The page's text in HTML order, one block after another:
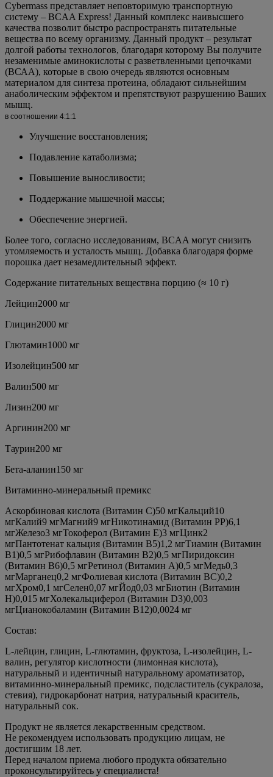
Cybermass представляет неповторимую транспортную
систему – BCAA Express! Данный комплекс наивысшего
качества позволит быстро распространять питательные
вещества по всему организму. Данный продукт – результат
долгой работы технологов, благодаря которому Вы получите
незаменимые аминокислоты с разветвленными цепочками
(ВСАА), которые в свою очередь являются основным
материалом для синтеза протеина, обладают сильнейшим
анаболическим эффектом и препятствуют разрушению Ваших
мышц.
в соотношении 4:1:1
Улучшение восстановления;
Подавление катаболизма;
Повышение выносливости;
Поддержание мышечной массы;
Обеспечение энергией.
Более того, согласно исследованиям, BCAA могут снизить
утомляемость и усталость мышц. Добавка благодаря форме
порошка дает незамедлительный эффект.
Содержание питательных веществна порцию (≈ 10 г)
Лейцин2000 мг
Глицин2000 мг
Глютамин1000 мг
Изолейцин500 мг
Валин500 мг
Лизин200 мг
Аргинин200 мг
Таурин200 мг
Бета-аланин150 мг
Витаминно-минеральный премикс
Аскорбиновая кислота (Витамин С)50 мгКальций10
мгКалий9 мгМагний9 мгНикотинамид (Витамин РР)6,1
мгЖелезо3 мгТокоферол (Витамин Е)3 мгЦинк2
мгПантотенат кальция (Витамин В5)1,2 мгТиамин (Витамин
В1)0,5 мгРибофлавин (Витамин В2)0,5 мгПиридоксин
(Витамин В6)0,5 мгРетинол (Витамин А)0,5 мгМедь0,3
мгМарганец0,2 мгФолиевая кислота (Витамин ВC)0,2
мгХром0,1 мгСелен0,07 мгЙод0,03 мгБиотин (Витамин
Н)0,015 мгХолекальциферол (Витамин D3)0,003
мгЦианокобаламин (Витамин В12)0,0024 мг
Состав:
L-лейцин, глицин, L-глютамин, фруктоза, L-изолейцин, L-
валин, регулятор кислотности (лимонная кислота),
натуральный и идентичный натуральному ароматизатор,
витаминно-минеральный премикс, подсластитель (сукралоза,
стевия), гидрокарбонат натрия, натуральный краситель,
натуральный сок.
Продукт не является лекарственным средством.
Не рекомендуем использовать продукцию лицам, не
достигшим 18 лет.
Перед началом приема любого продукта обязательно
проконсультируйтесь у специалиста!